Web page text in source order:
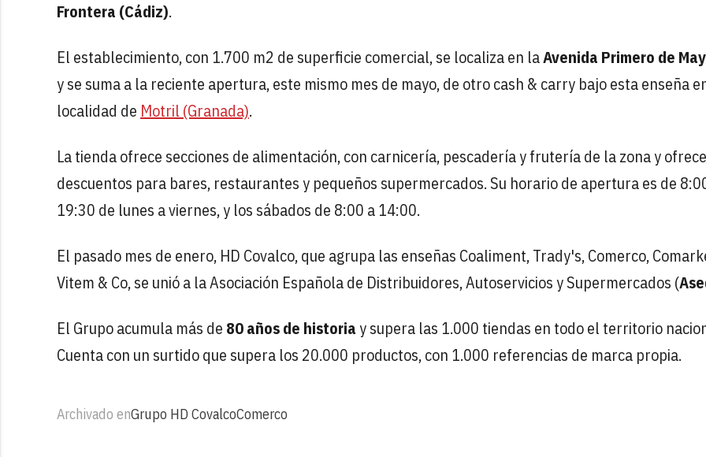
Frontera (Cádiz).
El establecimiento, con 1.700 m2 de superficie comercial, se localiza en laAvenida Primero de
y se suma a la reciente apertura, este mismo mes de mayo, de otro cash & carry bajo esta enseña
localidad de Motril (Granada).
La tienda ofrece secciones de alimentación, con carnicería, pescadería y frutería de la zona y ofrece
descuentos para bares, restaurantes y pequeños supermercados. Su horario de apertura es de
19:30 de lunes a viernes, y los sábados de 8:00 a 14:00.
El pasado mes de enero, HD Covalco, que agrupa las enseñas Coaliment, Trady's, Comerco,
Vitem & Co, se unió a la Asociación Española de Distribuidores, Autoservicios y Supermercados (
El Grupo acumula más de 80 años de historiay supera las 1.000 tiendas en todo el territorio
Cuenta con un surtido que supera los 20.000 productos, con 1.000 referencias de marca propia.
Archivado enGrupo HD CovalcoComerco